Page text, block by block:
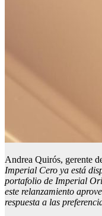
Andrea Quirós, gerente
Imperial Cero ya está
portafolio de Imperial
este relanzamiento
respuesta a las